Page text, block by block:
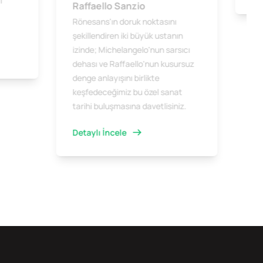
Raffaello Sanzio
Rönesans'ın doruk noktasını
şekillendiren iki büyük ustanın
izinde; Michelangelo'nun sarsıcı
dehası ve Raffaello'nun kusursuz
denge anlayışını birlikte
keşfedeceğimiz bu özel sanat
tarihi buluşmasına davetlisiniz.
Detaylı İncele